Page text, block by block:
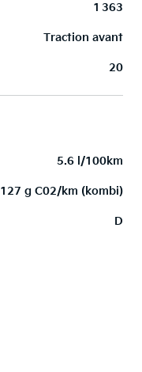
1 363
Traction avant
20
5.6 l/100km
127 g C02/km (kombi)
D